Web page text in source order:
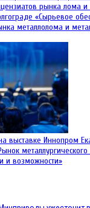
рынка лома и
«Сырьевое
металлолома и
выставке Иннопром
и возможности»